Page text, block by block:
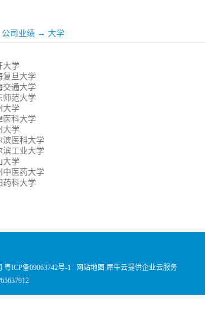
公司业绩 → 大学
大学
复旦大学
交通大学
师范大学
大学
医科大学
大学
滨医科大学
滨工业大学
大学
中医药大学
药科大学
粤ICP备09063742号-1 网站地图 犀牛云提供企业云服务